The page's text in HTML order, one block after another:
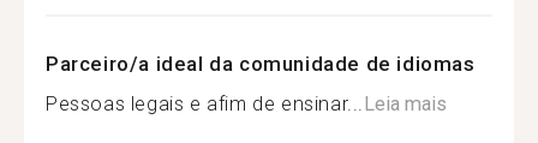
Parceiro/a ideal da comunidade de idiomas
Pessoas legais e afim de ensinar...Leia mais